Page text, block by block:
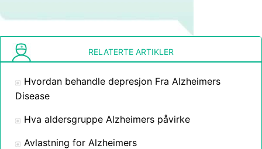
RELATERTE ARTIKLER
Hvordan behandle depresjon Fra Alzheimers
Disease
Hva aldersgruppe Alzheimers påvirke
Avlastning for Alzheimers